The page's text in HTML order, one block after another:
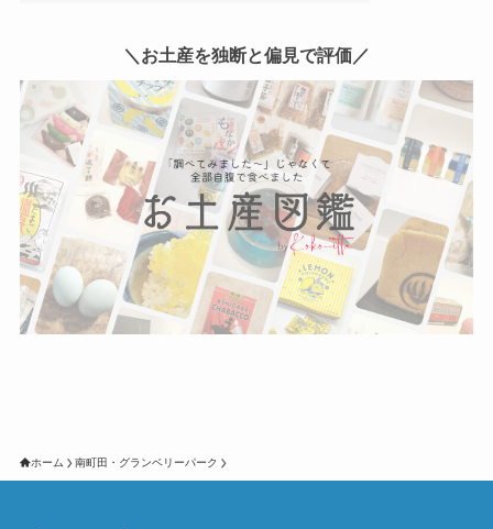
＼お土産を独断と偏見で評価／
ホーム 南町田・グランベリーパーク